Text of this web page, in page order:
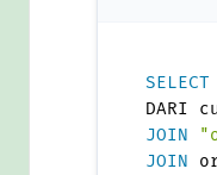
SELECT
JOIN
JOIN